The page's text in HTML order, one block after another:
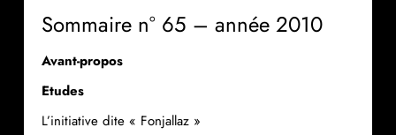
Sommaire n° 65 – année 2010
Avant-propos
Etudes
L’initiative dite « Fonjallaz »